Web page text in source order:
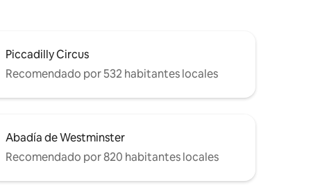
Piccadilly Circus
Recomendado por 532 habitantes locales
Abadía de Westminster
Recomendado por 820 habitantes locales